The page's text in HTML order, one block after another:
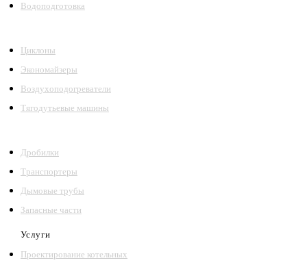
Водоподготовка
Циклоны
Экономайзеры
Воздухоподогреватели
Тягодутьевые машины
Дробилки
Транспортеры
Дымовые трубы
Запасные части
Услуги
Проектирование котельных